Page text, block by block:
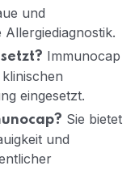
und
Immunocap
eingesetzt.
Sie bietet
und